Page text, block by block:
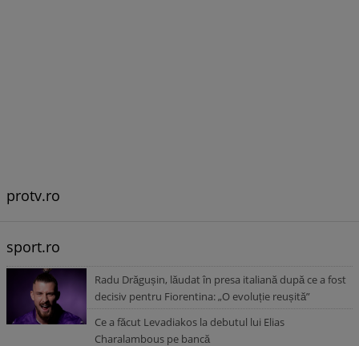
protv.ro
sport.ro
Radu Drăgușin, lăudat în presa italiană după ce a fost
decisiv pentru Fiorentina: „O evoluție reușită”
Ce a făcut Levadiakos la debutul lui Elias
Charalambous pe bancă